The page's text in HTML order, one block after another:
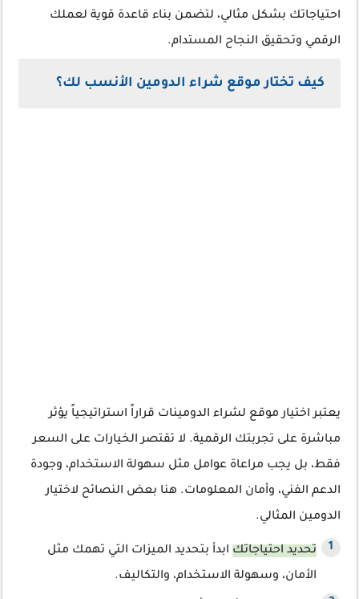
احتياجاتك بشكل مثالي، لتضمن بناء قاعدة قوية لعملك
الرقمي وتحقيق النجاح المستدام.
كيف تختار موقع شراء الدومين الأنسب لك؟
يعتبر اختيار موقع لشراء الدومينات قراراً استراتيجياً يؤثر
مباشرة على تجربتك الرقمية. لا تقتصر الخيارات على السعر
فقط، بل يجب مراعاة عوامل مثل سهولة الاستخدام، وجودة
الدعم الفني، وأمان المعلومات. هنا بعض النصائح لاختيار
الدومين المثالي.
تحديد احتياجاتك ابدأ بتحديد الميزات التي تهمك مثل
الأمان، وسهولة الاستخدام، والتكاليف.